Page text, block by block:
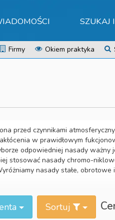
SZUKAJ
Firmy Okiem praktyka
przed czynnikami
w prawidłowym
odpowiedniej nasady
stosować nasady chromo-
nasady stałe, obrotowe
Sortuj